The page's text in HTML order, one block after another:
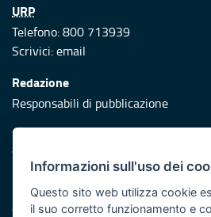
URP
Telefono: 800 713939
Scrivici:email
Redazione
Responsabili di pubblicazione
Protezione civile
Vai al sito di Protezione Civile Puglia
Iniziativa finanziata con risorse del
Asse XI
Informazioni sull'uso dei
Questo sito web utilizza cookie
il suo corretto funzionamento e